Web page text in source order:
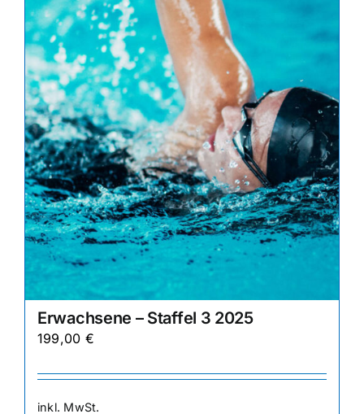
Optionen
können
auf
der
Produktseite
gewählt
werden
Erwachsene – Staffel 3 2025
199,00 €
inkl. MwSt.